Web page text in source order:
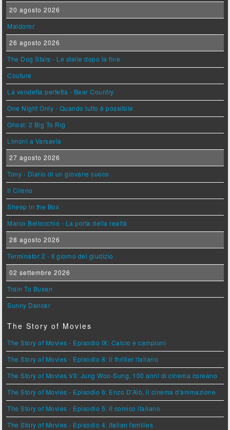
20 agosto 2026
Maldoror
26 agosto 2026
The Dog Stars - Le stelle dopo la fine
Couture
La vendetta perfetta - Bear Country
One Night Only - Quando tutto è possibile
Ghost: 2 Big To Rig
Limoni a Varsavia
27 agosto 2026
Tony - Diario di un giovane cuoco
Il Cileno
Sheep in the Box
Marco Bellocchio - La porta della realtà
28 agosto 2026
Terminator 2 - Il giorno del giudizio
02 settembre 2026
Train To Busan
Sunny Dancer
The Story of Movies
The Story of Movies - Episodio IX: Calcio e campioni
The Story of Movies - Episodio 8: Il thriller italiano
The Story of Movies VII: Jung Woo-Sung, 100 anni di cinema coreano
The Story of Movies - Episodio 6: Enzo D'Alò, il cinema d'animazione
The Story of Movies - Episodio 5: Il comico italiano
The Story of Movies - Episodio 4: Italian families